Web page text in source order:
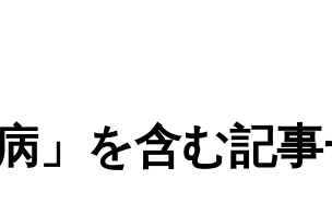
」を含む記